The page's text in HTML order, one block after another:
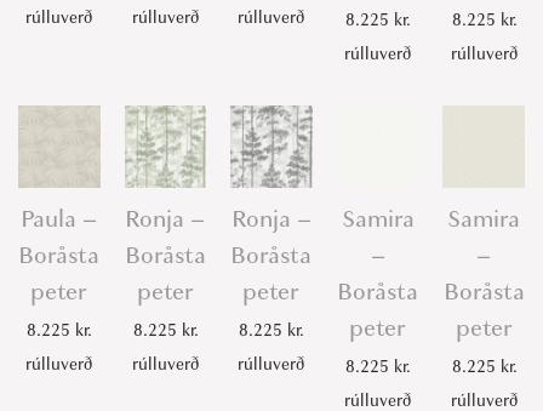
rúlluverð
rúlluverð
rúlluverð
8.225 kr.
rúlluverð
8.225 kr.
rúlluverð
Paula –
Boråsta
peter
8.225 kr.
rúlluverð
Ronja –
Boråsta
peter
8.225 kr.
rúlluverð
Ronja –
Boråsta
peter
8.225 kr.
rúlluverð
Samira
–
Boråsta
peter
8.225 kr.
rúlluverð
Samira
–
Boråsta
peter
8.225 kr.
rúlluverð